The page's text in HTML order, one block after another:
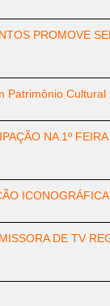
PROMOVE
Patrimônio Cultural
NA 1º
ICONOGRÁFICA
DE TV